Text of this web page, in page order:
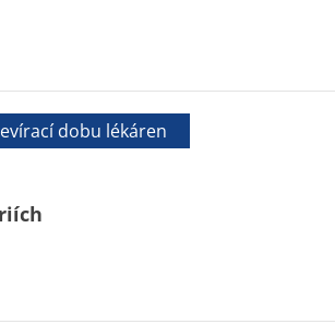
dobu lékáren